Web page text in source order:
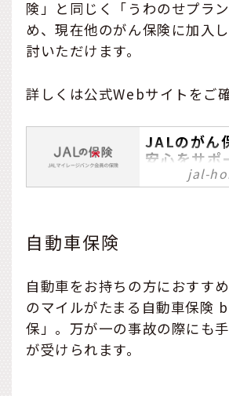
険」と同じく「うわのせプラ
め、現在他のがん保険に加入
討いただけます。
詳しくは公式Webサイトをご
JALのがん
安心をサポ
JALマイレ
る費用を最
償するがん患
険金などが
jal-
自動車保険
自動車をお持ちの方におすす
のマイルがたまる自動車保険
保」。万が一の事故の際にも
が受けられます。